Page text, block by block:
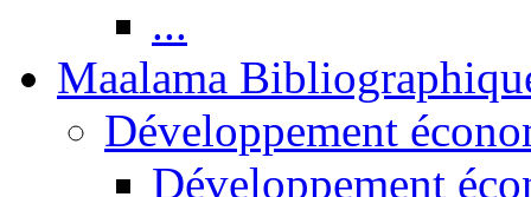
...
Maalama
Développement
Développement